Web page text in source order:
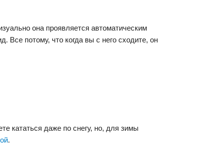
она проявляется автоматическим
Все потому, что когда вы с него сходите, он
кататься даже по снегу, но, для зимы
.